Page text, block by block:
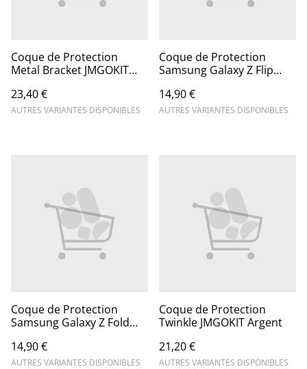
Coque de Protection
Metal Bracket JMGOKIT
23,40 €
AUTRES VARIANTES DISPONIBLES
Coque de Protection
Samsung Galaxy Z Flip
14,90 €
AUTRES VARIANTES DISPONIBLES
Coque de Protection
Samsung Galaxy Z Fold
14,90 €
AUTRES VARIANTES DISPONIBLES
Coque de Protection
Twinkle JMGOKIT Argent
21,20 €
AUTRES VARIANTES DISPONIBLES